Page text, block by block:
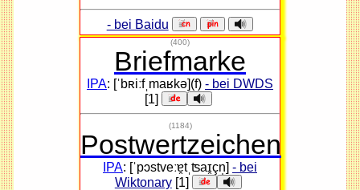
- bei Baidu
(400)
Briefmarke
IPA: [ˈbʀiːfˌmaʁkə](f) - bei DWDS
[1]
(1184)
Postwertzeichen
IPA: [ˈpɔstveːɐ̯tˌʦaɪ̯çn̩] - bei
Wiktonary[1]